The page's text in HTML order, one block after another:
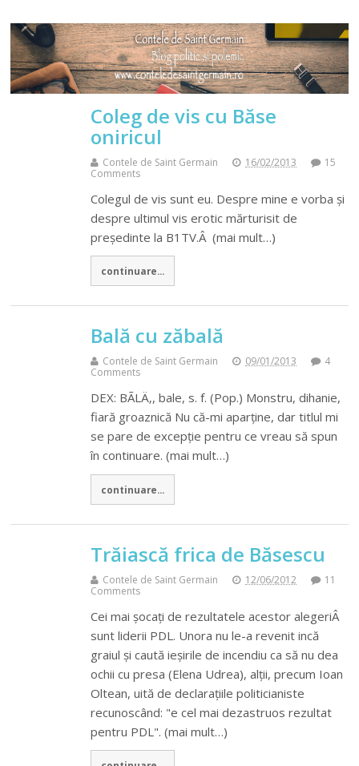
Coleg de vis cu Băse
oniricul
Contele de Saint Germain 16/02/2013
15
Comments
Colegul de vis sunt eu. Despre mine e vorba și
despre ultimul vis erotic mărturisit de
președinte la B1TV.Â (mai mult…)
continuare...
Bală cu zăbală
Contele de Saint Germain 09/01/2013
4
Comments
DEX: BÃLÄ‚, bale, s. f. (Pop.) Monstru, dihanie,
fiară groaznică Nu că-mi aparține, dar titlul mi
se pare de excepție pentru ce vreau să spun
în continuare. (mai mult…)
continuare...
Trăiască frica de Băsescu
Contele de Saint Germain 12/06/2012
11
Comments
Cei mai șocați de rezultatele acestor alegeriÂ
sunt liderii PDL. Unora nu le-a revenit incă
graiul și caută ieșirile de incendiu ca să nu dea
ochii cu presa (Elena Udrea), alții, precum Ioan
Oltean, uită de declarațiile politicianiste
recunoscând: "e cel mai dezastruos rezultat
pentru PDL". (mai mult…)